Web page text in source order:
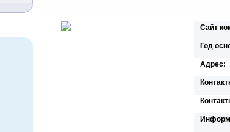
Сайт
Год
Адрес: